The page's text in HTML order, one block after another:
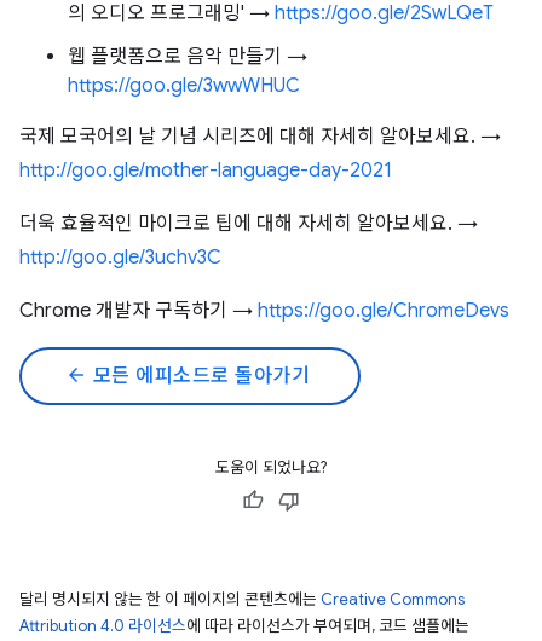
의 오디오 프로그래밍' → https://goo.gle/2SwLQeT
웹 플랫폼으로 음악 만들기 →
https://goo.gle/3wwWHUC
국제 모국어의 날 기념 시리즈에 대해 자세히 알아보세요. →
http://goo.gle/mother-language-day-2021
더욱 효율적인 마이크로 팁에 대해 자세히 알아보세요. →
http://goo.gle/3uchv3C
Chrome 개발자 구독하기 → https://goo.gle/ChromeDevs
arrow_back 모든 에피소드로 돌아가기
도움이 되었나요?
달리 명시되지 않는 한 이 페이지의 콘텐츠에는 Creative Commons
Attribution 4.0 라이선스에 따라 라이선스가 부여되며, 코드 샘플에는